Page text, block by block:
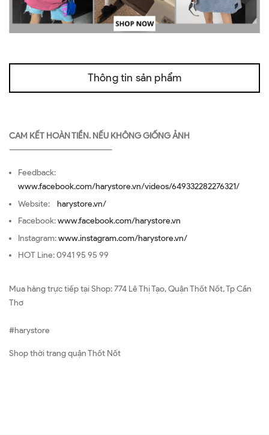
Thông tin sản phẩm
CAM KẾT HOÀN TIỀN. NẾU KHÔNG GIỐNG ẢNH
—————————————————
Feedback:
www.facebook.com/harystore.vn/videos/649332282276321/
Website: harystore.vn/
Facebook:www.facebook.com/harystore.vn
Instagram:www.instagram.com/harystore.vn/
HOT Line: 0941 95 95 99
Mua hàng trực tiếp tại Shop: 774 Lê Thị Tạo, Quận Thốt Nốt, Tp Cần
Thơ
#harystore
Shop thời trang quận Thốt Nốt